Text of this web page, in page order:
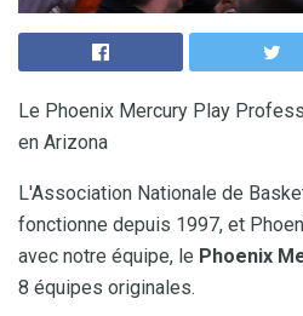
Le Phoenix Mercury Play
en Arizona
L'Association Nationale de
fonctionne depuis 1997, et
avec notre équipe, le Phoenix
8 équipes originales.